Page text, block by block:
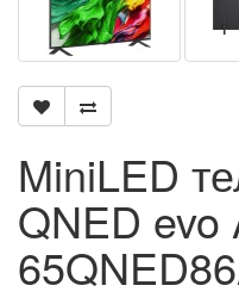
MiniLED
QNED evo